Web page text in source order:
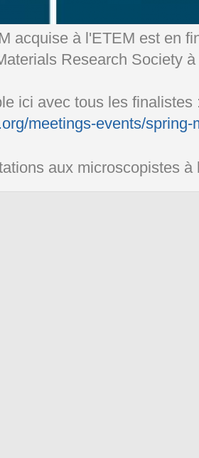
acquise à l'ETEM est en
Research Society
ici avec tous les finalistes
meetings-events/
aux microscopistes